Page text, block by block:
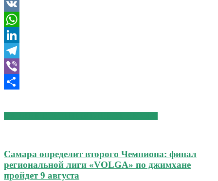
Mail.Ru
VK
WhatsApp
LinkedIn
Telegram
Viber
Самара определит второго Чемпиона: финал
региональной лиги «VOLGA» по джимхане
пройдет 9 августа